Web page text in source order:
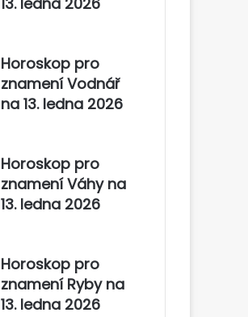
Horoskop pro
znamení Vodnář
na 13. ledna 2026
Horoskop pro
znamení Váhy na
13. ledna 2026
Horoskop pro
znamení Ryby na
13. ledna 2026